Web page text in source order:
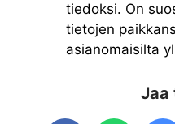
tiedoksi. On
tietojen
asianomaisilta
Jaa